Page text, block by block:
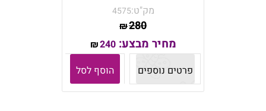
מק"ט:4575
₪280
מחיר מבצע: ₪240
פרטים נוספים
הוסף לסל